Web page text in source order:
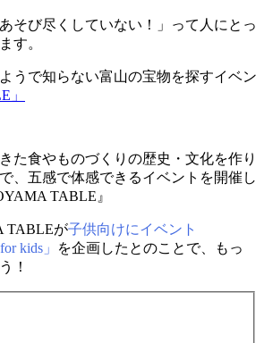
そび尽くしていない！」って人にとっ
す。
うで知らない富山の宝物を探すイベン
」
た食やものづくりの歴史・文化を作り
、五感で体感できるイベントを開催し
TABLE』
TABLEが子供向けにイベント
kids」
を企画したとのことで、もっ
！